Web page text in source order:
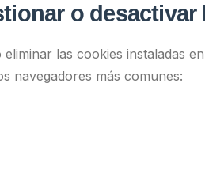
o desactivar
las cookies instaladas
navegadores más comunes: